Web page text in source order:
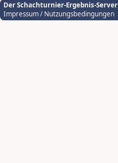
Der Schachturnier-Ergebnis-Server
Impressum / Nutzungsbedingungen